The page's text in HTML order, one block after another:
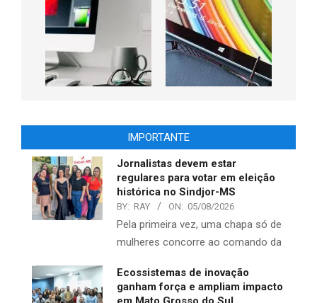
IMPORTANTE
Jornalistas devem estar
regulares para votar em eleição
histórica no Sindjor-MS
BY: RAY ON: 05/08/2026
Pela primeira vez, uma chapa só de
mulheres concorre ao comando da
Ecossistemas de inovação
ganham força e ampliam impacto